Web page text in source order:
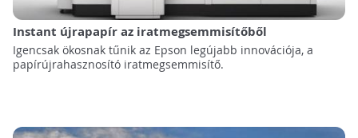
Instant újrapapír az iratmegsemmisítőből
Igencsak ökosnak tűnik az Epson legújabb innovációja, a
papírújrahasznosító iratmegsemmisítő.